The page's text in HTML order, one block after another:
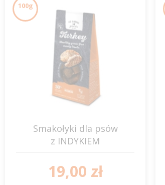
100g
Smakołyki dla psów
z INDYKIEM
19,00 zł